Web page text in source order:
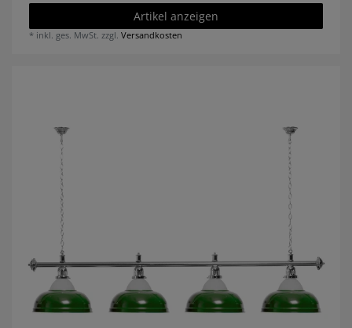
Artikel anzeigen
* inkl. ges. MwSt. zzgl.Versandkosten